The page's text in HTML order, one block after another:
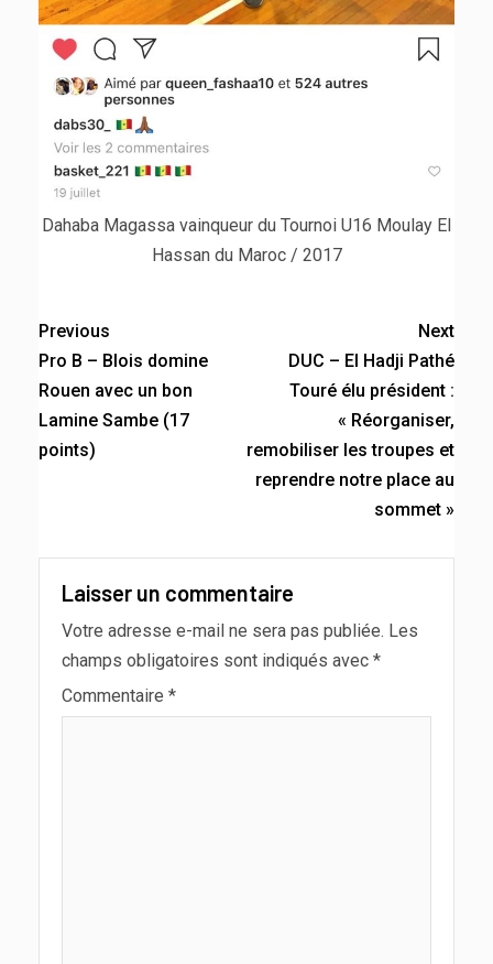
Dahaba Magassa vainqueur du Tournoi U16 Moulay El
Hassan du Maroc / 2017
Previous
Pro B – Blois domine
Rouen avec un bon
Lamine Sambe (17
points)
Next
DUC – El Hadji Pathé
Touré élu président :
« Réorganiser,
remobiliser les troupes et
reprendre notre place au
sommet »
Laisser un commentaire
Votre adresse e-mail ne sera pas publiée. Les
champs obligatoires sont indiqués avec *
Commentaire *